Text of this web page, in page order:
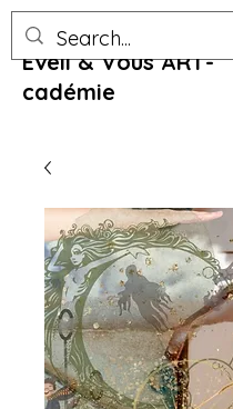
Eveil & Vous ART-
cadémie